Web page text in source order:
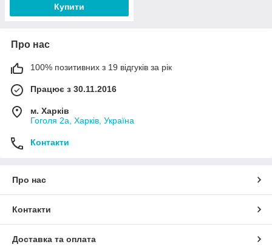
Купити
Про нас
100% позитивних з 19 відгуків за рік
Працює з 30.11.2016
м. Харків
Гоголя 2а, Харків, Україна
Контакти
Про нас
Контакти
Доставка та оплата